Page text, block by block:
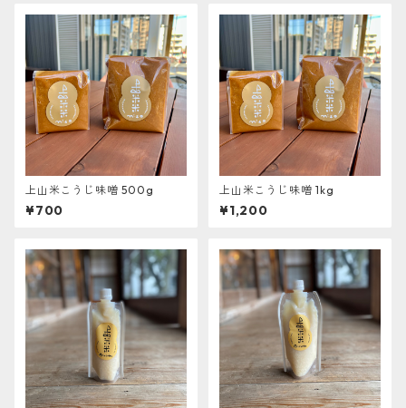
上山米こうじ味噌 500g
¥700
上山米こうじ味噌 1kg
¥1,200